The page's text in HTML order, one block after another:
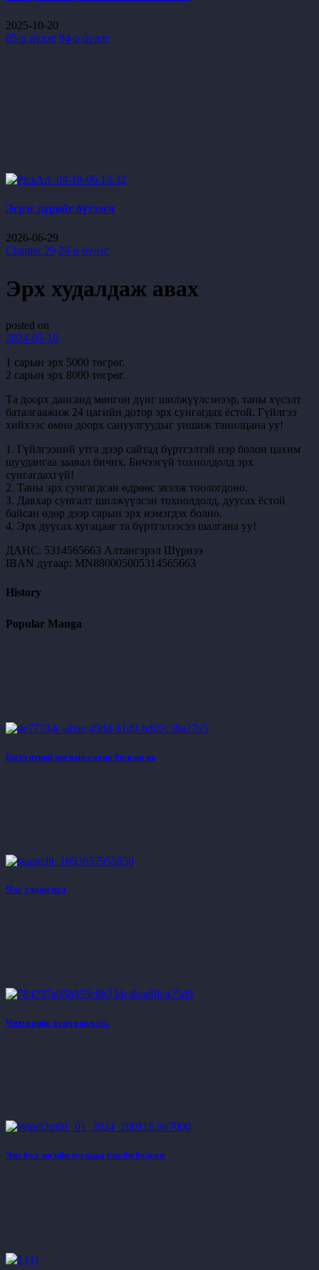
2025-10-20
85-р бүлэг 84-р бүлэг
Эсрэг дүрийг бүтээгч
2026-06-29
Chapter 29 28-р бүлэг
Эрх худалдаж авах
posted on
2024-05-18
1 сарын эрх 5000 төгрөг.
2 сарын эрх 8000 төгрөг.
Та доорх дансанд мөнгөн дүнг шилжүүлсэнээр, таны хүсэлт
баталгаажиж 24 цагийн дотор эрх сунгагдах ёстой. Гүйлгээ
хийхээс өмнө доорх сануулгуудыг уншиж танилцана уу!
1. Гүйлгээний утга дээр сайтад бүртгэлтэй нэр болон цахим
шуудангаа заавал бичих. Бичээгүй тохиолдолд эрх
сунгагдахгүй!
2. Таны эрх сунгагдсан өдрөөс эхэлж тоологдоно.
3. Давхар сунгалт шилжүүлсэн тохиолдолд, дуусах ёстой
байсан өдөр дээр сарын эрх нэмэгдэх болно.
4. Эрх дуусах хугацааг та бүртгэлээсээ шалгана уу!
ДАНС: 5314565663 Алтангэрэл Шүрнээ
IBAN дугаар: MN880005005314565663
History
Popular Manga
Би гүнтний өргөмөл охин болсон нь
Час улаан нүд
Чөтгөрийг хүмүүжүүлэх
Энэ бол эцсийн хугацаа гэж би бодсон